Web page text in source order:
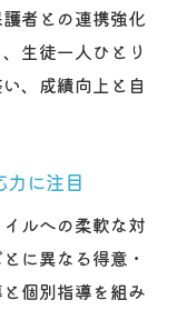
者との連携強化
生徒一人ひとり
、成績向上と自
力に注目
ルへの柔軟な対
に異なる得意・
個別指導を組み